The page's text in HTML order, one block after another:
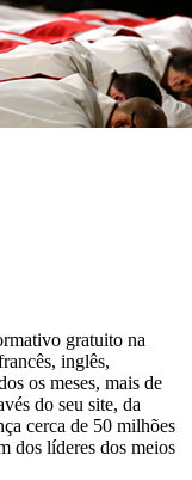
gratuito na
inglês,
os meses, mais de
do seu site, da
cerca de 50 milhões
dos líderes dos meios